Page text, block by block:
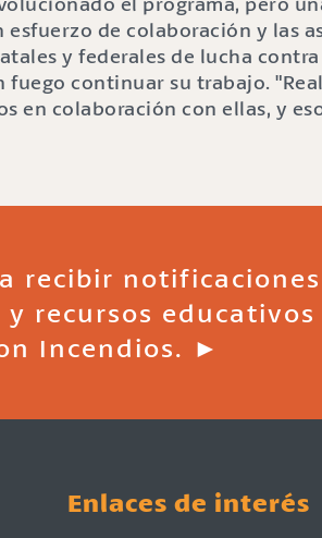
esfuerzo de colaboración y las
y federales de lucha
continuar su trabajo.
en colaboración con ellas, y
recibir notificaciones
recursos educativos
Incendios. ►
Enlaces de interés